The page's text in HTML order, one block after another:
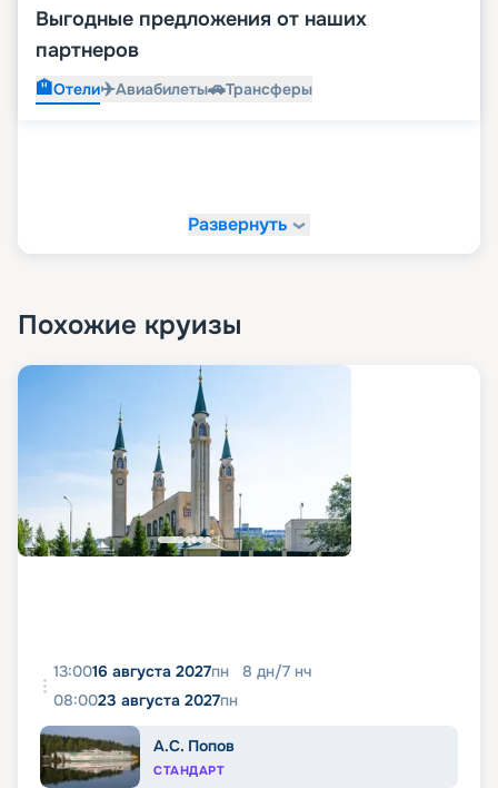
Выгодные предложения от наших
партнеров
🏨Отели✈️Авиабилеты🚗Трансферы
Развернуть
Похожие круизы
13:0016 августа 2027пн 8 дн/7 нч
08:0023 августа 2027пн
А.С. Попов
СТАНДАРТ